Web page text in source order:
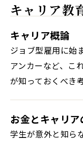
キャリア教
キャリア概論
ジョブ型雇用に始
アンカーなど、こ
が知っておくべき
お金とキャリ
学生が意外と知ら